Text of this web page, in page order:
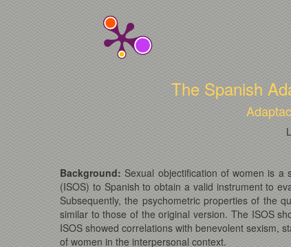
The Spanish
Background: Sexual objectification of women is a
(ISOS) to Spanish to obtain a valid instrument to
Subsequently, the psychometric properties of the
similar to those of the original version. The ISOS
ISOS showed correlations with benevolent sexism,
of women in the interpersonal context.